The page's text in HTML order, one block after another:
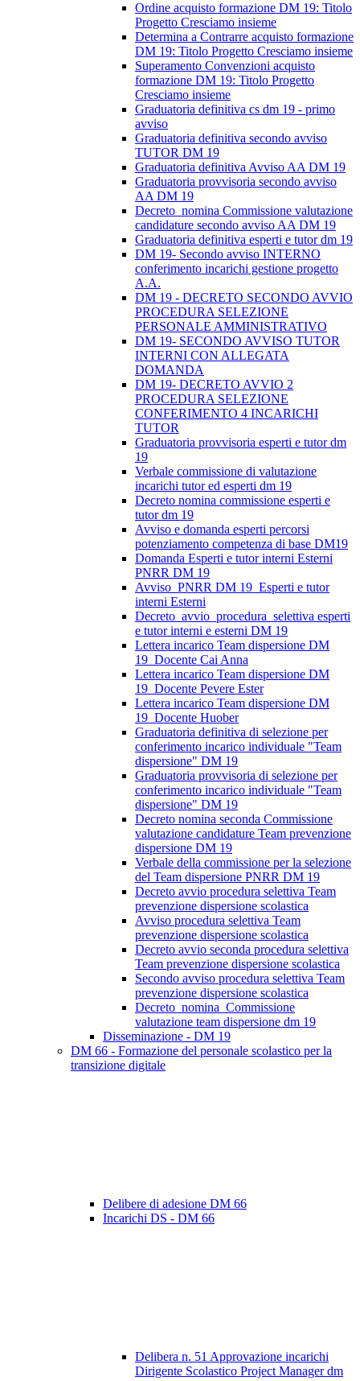
Ordine acquisto formazione DM 19: Titolo
Progetto Cresciamo insieme
Determina a Contrarre acquisto formazione
DM 19: Titolo Progetto Cresciamo insieme
Superamento Convenzioni acquisto
formazione DM 19: Titolo Progetto
Cresciamo insieme
Graduatoria definitiva cs dm 19 - primo
avviso
Graduatoria definitiva secondo avviso
TUTOR DM 19
Graduatoria definitiva Avviso AA DM 19
Graduatoria provvisoria secondo avviso
AA DM 19
Decreto_nomina Commissione valutazione
candidature secondo avviso AA DM 19
Graduatoria definitiva esperti e tutor dm 19
DM 19- Secondo avviso INTERNO
conferimento incarichi gestione progetto
A.A.
DM 19 - DECRETO SECONDO AVVIO
PROCEDURA SELEZIONE
PERSONALE AMMINISTRATIVO
DM 19- SECONDO AVVISO TUTOR
INTERNI CON ALLEGATA
DOMANDA
DM 19- DECRETO AVVIO 2
PROCEDURA SELEZIONE
CONFERIMENTO 4 INCARICHI
TUTOR
Graduatoria provvisoria esperti e tutor dm
19
Verbale commissione di valutazione
incarichi tutor ed esperti dm 19
Decreto nomina commissione esperti e
tutor dm 19
Avviso e domanda esperti percorsi
potenziamento competenza di base DM19
Domanda Esperti e tutor interni Esterni
PNRR DM 19
Avviso_PNRR DM 19_Esperti e tutor
interni Esterni
Decreto_avvio_procedura_selettiva esperti
e tutor interni e esterni DM 19
Lettera incarico Team dispersione DM
19_Docente Cai Anna
Lettera incarico Team dispersione DM
19_Docente Pevere Ester
Lettera incarico Team dispersione DM
19_Docente Huober
Graduatoria definitiva di selezione per
conferimento incarico individuale "Team
dispersione" DM 19
Graduatoria provvisoria di selezione per
conferimento incarico individuale "Team
dispersione" DM 19
Decreto nomina seconda Commissione
valutazione candidature Team prevenzione
dispersione DM 19
Verbale della commissione per la selezione
del Team dispersione PNRR DM 19
Decreto avvio procedura selettiva Team
prevenzione dispersione scolastica
Avviso procedura selettiva Team
prevenzione dispersione scolastica
Decreto avvio seconda procedura selettiva
Team prevenzione dispersione scolastica
Secondo avviso procedura selettiva Team
prevenzione dispersione scolastica
Decreto_nomina_Commissione
valutazione team dispersione dm 19
Disseminazione - DM 19
DM 66 - Formazione del personale scolastico per la
transizione digitale
Delibere di adesione DM 66
Incarichi DS - DM 66
Delibera n. 51 Approvazione incarichi
Dirigente Scolastico Project Manager dm